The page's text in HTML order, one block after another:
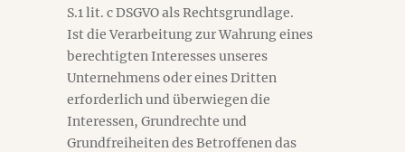
S.1 lit. c DSGVO als Rechtsgrundlage.
Ist die Verarbeitung zur Wahrung eines
berechtigten Interesses unseres
Unternehmens oder eines Dritten
erforderlich und überwiegen die
Interessen, Grundrechte und
Grundfreiheiten des Betroffenen das